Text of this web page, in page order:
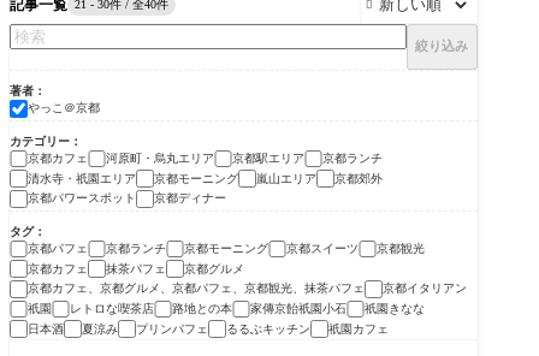
記事一覧 21 - 30件 / 全40件 
絞り込み
著者
やっこ＠京都
カテゴリー
京都カフェ
河原町・烏丸エリア 京都駅エリア
京都ランチ
清水寺・祇園エリア
京都モーニング 嵐山エリア
京都郊外
京都パワースポット
京都ディナー
タグ
京都パフェ
京都ランチ 京都モーニング 京都スイーツ
京都観光
京都カフェ
抹茶パフェ
京都グルメ
京都カフェ、京都グルメ、京都パフェ、京都観光、抹茶パフェ
京都イタリアン
祇園
レトロな喫茶店 路地との本 家傳京飴祇園小石
祇園きなな
日本酒
夏涼み プリンパフェ るるぶキッチン 祇園カフェ
京都郊外